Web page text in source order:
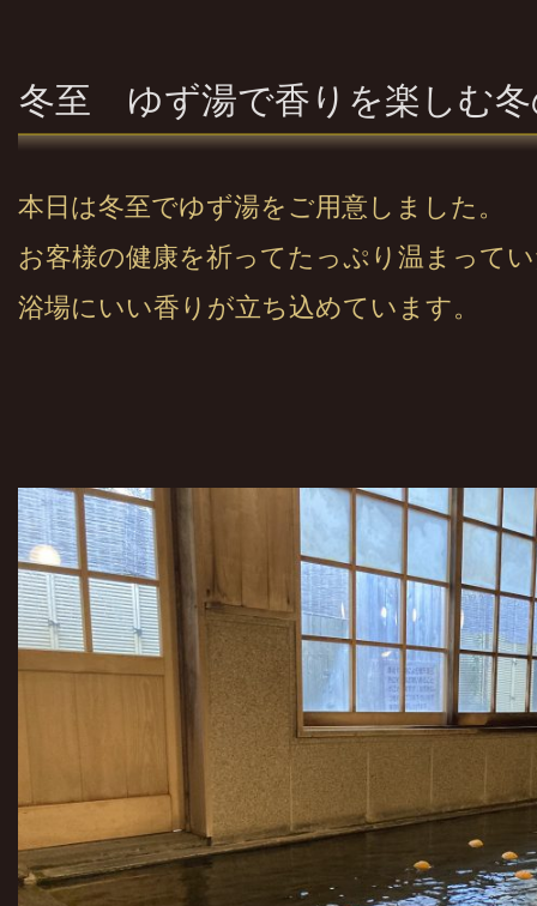
冬至 ゆず湯で香りを楽しむ冬
本日は冬至でゆず湯をご用意しました。
お客様の健康を祈ってたっぷり温まって
浴場にいい香りが立ち込めています。